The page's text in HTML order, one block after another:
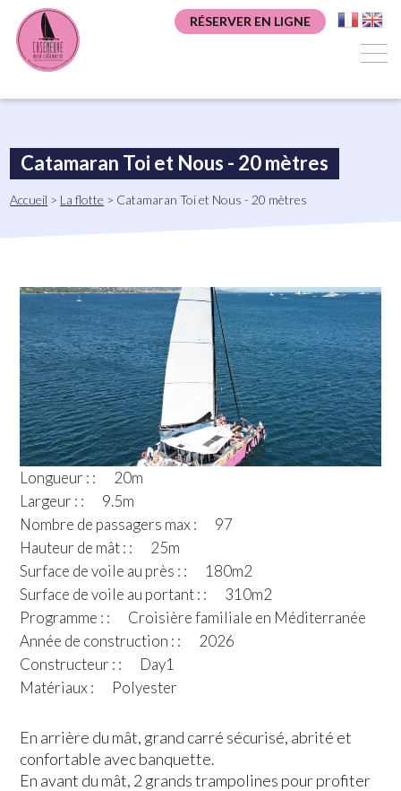
Aller
contenu
principal
RÉSERVER EN LIGNE
Catamaran Toi et Nous - 20 mètres
Fil
Accueil La flotte Catamaran Toi et Nous - 20 mètres
Longueur : :
20m
Largeur : :
9.5m
Nombre de passagers max :
97
Hauteur de mât : :
25m
Surface de voile au près : :
180m2
Surface de voile au portant : :
310m2
Programme : :
Croisière familiale en Méditerranée
Année de construction : :
2026
Constructeur : :
Day1
Matériaux :
Polyester
En arrière du mât, grand carré sécurisé, abrité et
confortable avec banquette.
En avant du mât, 2 grands trampolines pour profiter
Panneau de gestion des cookies